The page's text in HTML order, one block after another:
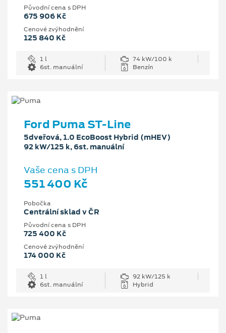
Původní cena s DPH
675 906 Kč
Cenové zvýhodnění
125 840 Kč
1 l
74 kW/100 k
6st. manuální
Benzín
Ford Puma ST-Line
5dveřová, 1.0 EcoBoost Hybrid (mHEV)
92 kW/125 k, 6st. manuální
Vaše cena s DPH
551 400 Kč
Pobočka
Centrální sklad v ČR
Původní cena s DPH
725 400 Kč
Cenové zvýhodnění
174 000 Kč
1 l
92 kW/125 k
6st. manuální
Hybrid